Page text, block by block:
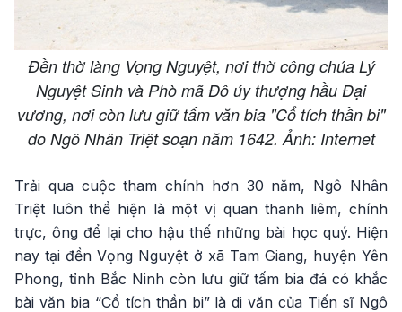
Đền thờ làng Vọng Nguyệt, nơi thờ công chúa Lý
Nguyệt Sinh và Phò mã Đô úy thượng hầu Đại
vương, nơi còn lưu giữ tấm văn bia "Cổ tích thần bi"
do Ngô Nhân Triệt soạn năm 1642. Ảnh: Internet
Trải qua cuộc tham chính hơn 30 năm, Ngô Nhân
Triệt luôn thể hiện là một vị quan thanh liêm, chính
trực, ông để lại cho hậu thế những bài học quý. Hiện
nay tại đền Vọng Nguyệt ở xã Tam Giang, huyện Yên
Phong, tỉnh Bắc Ninh còn lưu giữ tấm bia đá có khắc
bài văn bia “Cổ tích thần bi” là di văn của Tiến sĩ Ngô